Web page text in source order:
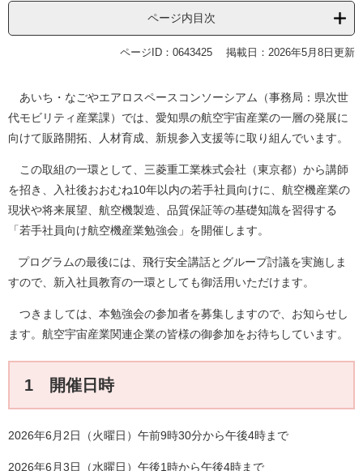
ページ内目次
ページID：0643425 掲載日：2026年5月8日更新
​ あいち・なごやエアロスペースコンソーシアム（事務局：県次世
代モビリティ産業課）では、愛知県の航空宇宙産業の一層の発展に
向けて販路開拓、人材育成、新規参入支援等に取り組んでいます。
この取組の一環として、三菱重工業株式会社（東京都）から講師
を招き、入社後おおむね10年以内の若手社員向けに、航空機産業の
現状や将来展望、航空機製造、品質保証等の基礎知識を習得する
「若手社員向け航空機産業勉強会」を開催します。
プログラムの最後には、飛行安全講話とグループ討議を実施しま
すので、新入社員教育の一環としても御活用いただけます。
つきましては、本勉強会の参加者を募集しますので、お知らせし
ます。航空宇宙産業関連企業の皆様の御参加をお待ちしています。
1 開催日時
2026年6月2日（火曜日）午前9時30分から午後4時まで
2026年6月3日（水曜日）午後1時から午後4時まで